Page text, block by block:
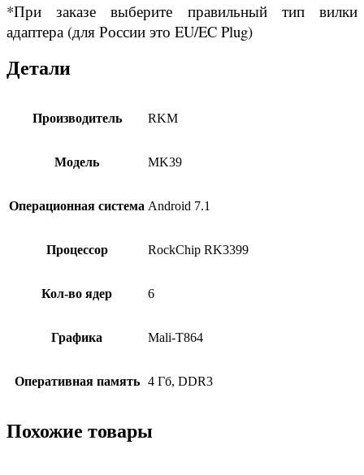
*При заказе выберите правильный тип вилки
адаптера (для России это EU/EC Plug)
Детали
Производитель RKM
Модель MK39
Операционная система Android 7.1
Процессор RockChip RK3399
Кол-во ядер 6
Графика Mali-T864
Оперативная память 4 Гб, DDR3
Похожие товары